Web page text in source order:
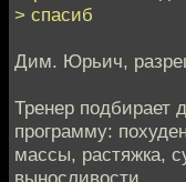
> спасиб
Дим. Юрьич,
Тренер подбирает
программу:
массы, растяжка,